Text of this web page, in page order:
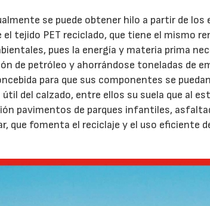
se puede obtener hilo a partir de los
tejido PET reciclado, que tiene el mismo
pues la energía y materia prima
de petróleo y ahorrándose toneladas de
para que sus componentes se
del calzado, entre ellos su suela que al
pavimentos de parques infantiles,
que fomenta el reciclaje y el uso eficiente